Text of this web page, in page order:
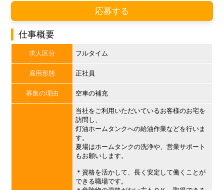
応募する
仕事概要
求人区分 フルタイム
雇用形態 正社員
募集の理由 空車の補充
当社をご利用いただいているお客様のお宅を
訪問し、
灯油ホームタンクへの給油作業などを行いま
す。
夏場はホームタンクの洗浄や、営業サポート
もお願いします。
＊資格を活かして、長く安定して働くことが
できる職場です。